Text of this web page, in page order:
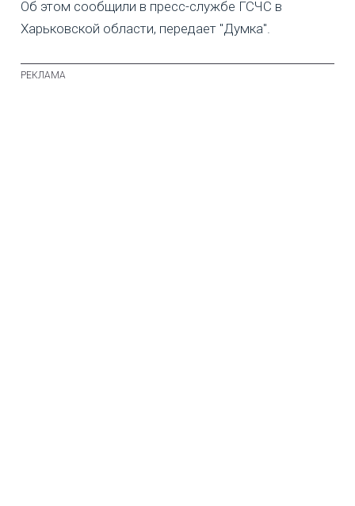
Об этом сообщили в пресс-службе ГСЧС в
Харьковской области, передает "Думка".